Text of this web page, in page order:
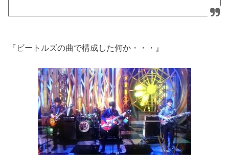
『ビートルズの曲で構成した何か・・・』